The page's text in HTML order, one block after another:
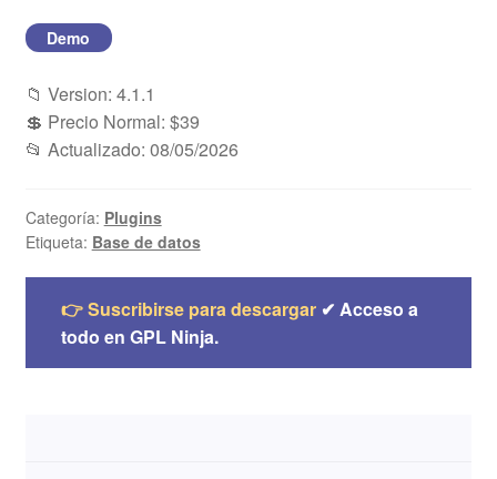
Demo
📁 Version: 4.1.1
💲 Precio Normal: $39
📂 Actualizado: 08/05/2026
Categoría: Plugins
Etiqueta: Base de datos
👉 Suscribirse para descargar✔ Acceso a
todo en GPL Ninja.